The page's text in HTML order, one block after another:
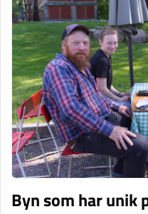
Byn som har unik